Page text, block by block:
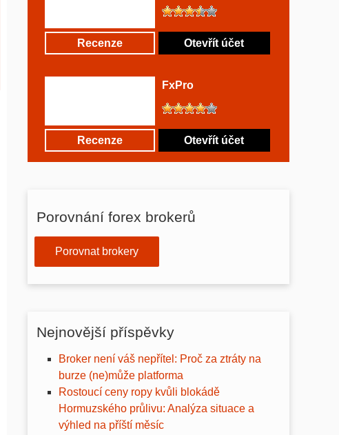
Recenze Otevřít účet
FxPro
Recenze Otevřít účet
Porovnání forex brokerů
Porovnat brokery
Nejnovější příspěvky
Broker není váš nepřítel: Proč za ztráty na
burze (ne)může platforma
Rostoucí ceny ropy kvůli blokádě
Hormuzského průlivu: Analýza situace a
výhled na příští měsíc